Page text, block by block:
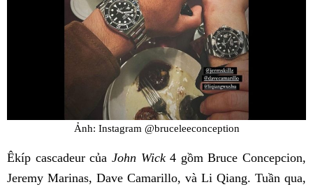
Ảnh: Instagram @bruceleeconception
Êkíp cascadeur của John Wick4 gồm Bruce Concepcion,
Jeremy Marinas, Dave Camarillo, và Li Qiang. Tuần qua,